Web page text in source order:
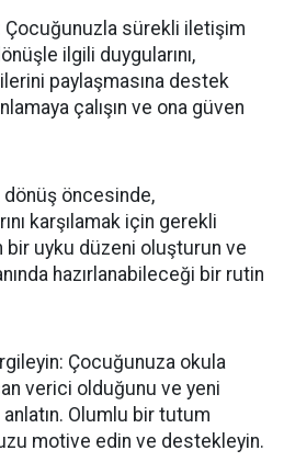
Çocuğunuzla sürekli iletişim
ilgili duygularını,
paylaşmasına destek
çalışın ve ona güven
dönüş öncesinde,
karşılamak için gerekli
bir uyku düzeni oluşturun ve
hazırlanabileceği bir rutin
Çocuğunuza okula
verici olduğunu ve yeni
Olumlu bir tutum
motive edin ve destekleyin.